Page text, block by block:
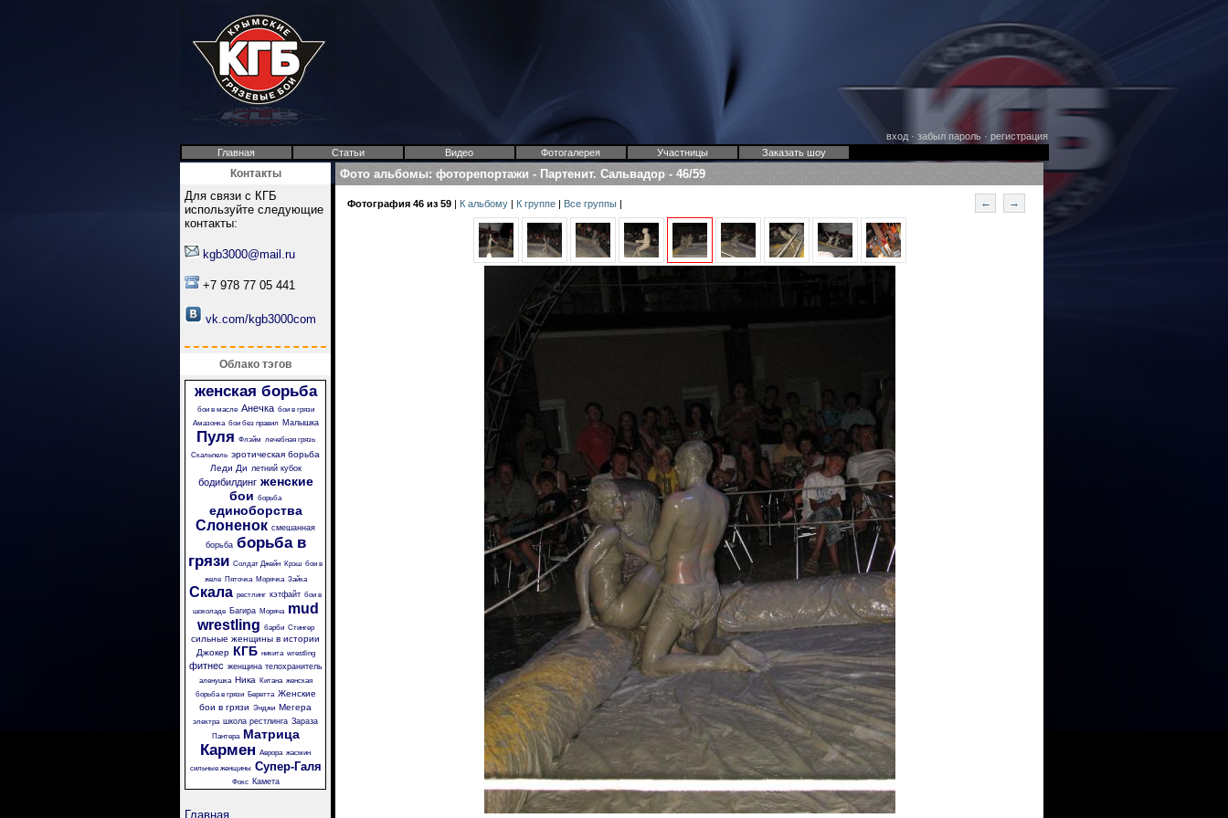
вход· забыл пароль· регистрация
Главная
Статьи Видео Фотогалерея Участницы Заказать шоу
Контакты
Для связи с КГБ
используйте следующие
контакты:
kgb3000@mail.ru
+7 978 77 05 441
vk.com/kgb3000com
Облако тэгов
женская борьба
бои в масле Анечка бои в грязи
Амазонка бои без правил Малышка
Пуля Флэйм лечебная грязь
Скальпель эротическая борьба
Леди Ди летний кубок
бодибилдинг женские
бои борьба
единоборства
Слоненок смешанная
борьба борьба в
грязи Солдат Джейн Крэш бои в
желе
Пяточка Морячка Зайка
Скала рестлинг кэтфайт бои в
шоколаде
Багира Моряча
mud
wrestling барби Стингер
сильные женщины в истории
Джокер КГБ никита wrestling
фитнес женщина телохранитель
аленушка Ника Китана женская
борьба в грязи
Беретта Женские
бои в грязи Энджи Мегера
электра школа рестлинга Зараза
Пантера Матрица
Кармен Аврора жасмин
сильные женщины Супер-Галя
Фокс Камета
Главная
Фото альбомы: фоторепортажи - Партенит. Сальвадор - 46/59
Фотография 46 из 59 | К альбому | К группе | Все группы | ← →